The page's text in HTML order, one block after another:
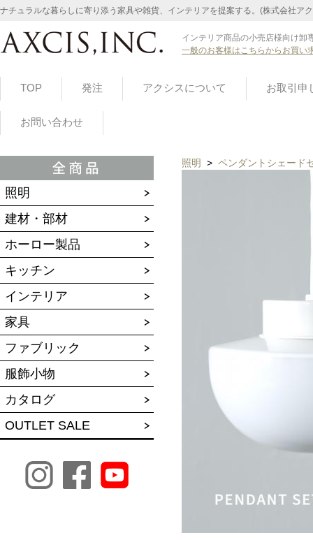
ナチュラルな暮らしに寄り添う家具や雑貨、インテリアを提案する。(株式会社ア
インテリア商品の小売店様向け卸
一般のお客様はこちらからお買い
TOP 発注 アクシスについて お取引申
お問い合わせ
照明
建材・部材
ホーロー製品
キッチン
インテリア
家具
ファブリック
服飾小物
カタログ
OUTLET SALE
照明 > ペンダントシェード